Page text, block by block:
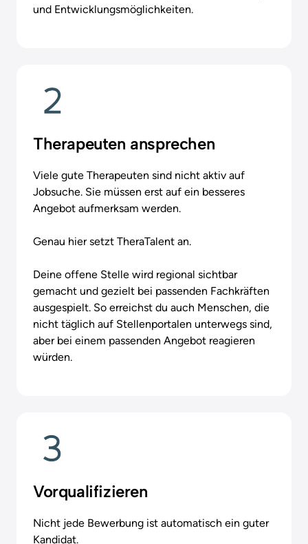
und Entwicklungsmöglichkeiten.
Therapeuten ansprechen
Viele gute Therapeuten sind nicht aktiv auf
Jobsuche. Sie müssen erst auf ein besseres
Angebot aufmerksam werden.
Genau hier setzt TheraTalent an.
Deine offene Stelle wird regional sichtbar
gemacht und gezielt bei passenden Fachkräften
ausgespielt. So erreichst du auch Menschen, die
nicht täglich auf Stellenportalen unterwegs sind,
aber bei einem passenden Angebot reagieren
würden.
Vorqualifizieren
Nicht jede Bewerbung ist automatisch ein guter
Kandidat.